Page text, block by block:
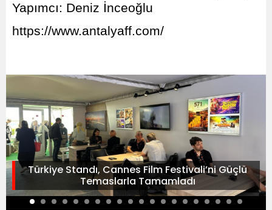
Yapımcı: Deniz İnceoğlu
https://www.antalyaff.com/
Türkiye Standı, Cannes Film Festivali’ni Güçlü
Temaslarla Tamamladı